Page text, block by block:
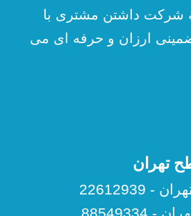
شرکت داشتن مشتری با
ارزان و حرفه ای می
تهران
22612939